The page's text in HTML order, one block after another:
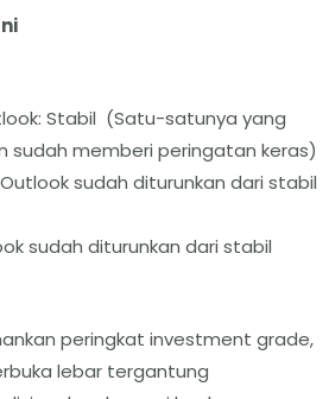
Stabil (Satu-satunya yang
sudah memberi peringatan keras)
sudah diturunkan dari stabil
sudah diturunkan dari stabil
peringkat investment grade,
lebar tergantung